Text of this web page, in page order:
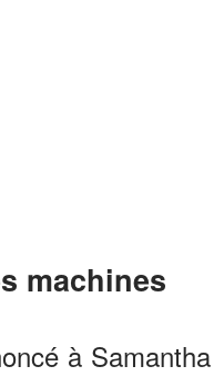
machines
à Samantha